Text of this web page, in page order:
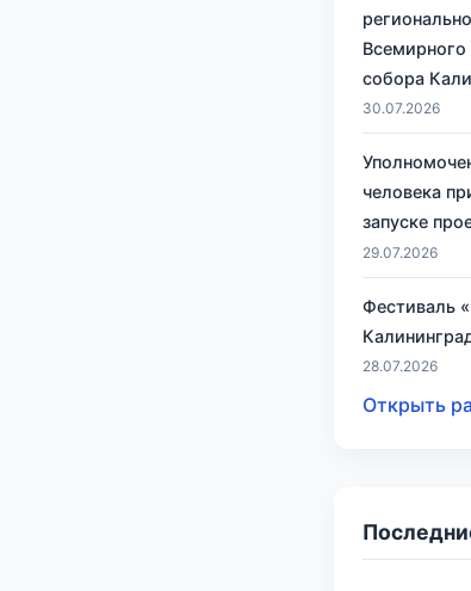
Всемирного
собора
30.07.2026
человека
запуске
29.07.2026
Фестиваль
28.07.2026
Открыть